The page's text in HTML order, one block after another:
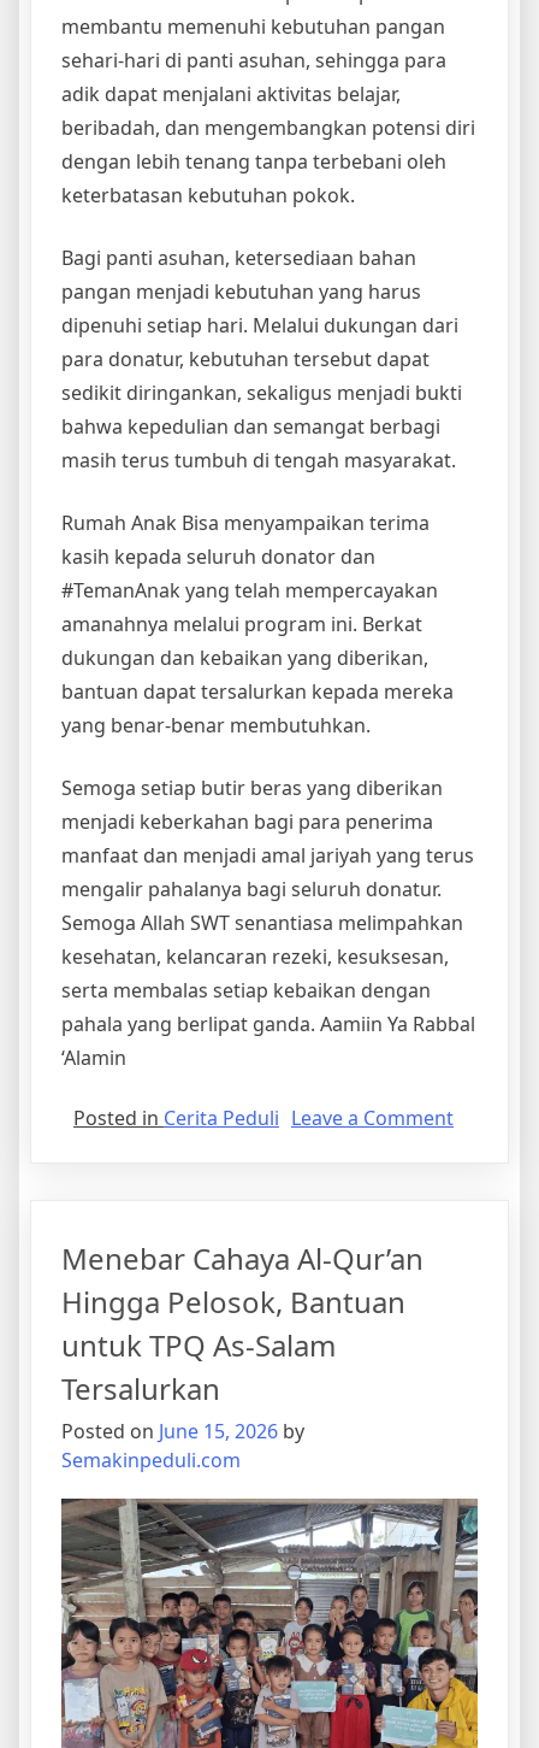
membantu memenuhi kebutuhan pangan
sehari-hari di panti asuhan, sehingga para
adik dapat menjalani aktivitas belajar,
beribadah, dan mengembangkan potensi diri
dengan lebih tenang tanpa terbebani oleh
keterbatasan kebutuhan pokok.
Bagi panti asuhan, ketersediaan bahan
pangan menjadi kebutuhan yang harus
dipenuhi setiap hari. Melalui dukungan dari
para donatur, kebutuhan tersebut dapat
sedikit diringankan, sekaligus menjadi bukti
bahwa kepedulian dan semangat berbagi
masih terus tumbuh di tengah masyarakat.
Rumah Anak Bisa menyampaikan terima
kasih kepada seluruh donator dan
#TemanAnak yang telah mempercayakan
amanahnya melalui program ini. Berkat
dukungan dan kebaikan yang diberikan,
bantuan dapat tersalurkan kepada mereka
yang benar-benar membutuhkan.
Semoga setiap butir beras yang diberikan
menjadi keberkahan bagi para penerima
manfaat dan menjadi amal jariyah yang terus
mengalir pahalanya bagi seluruh donatur.
Semoga Allah SWT senantiasa melimpahkan
kesehatan, kelancaran rezeki, kesuksesan,
serta membalas setiap kebaikan dengan
pahala yang berlipat ganda. Aamiin Ya Rabbal
‘Alamin
Posted in Cerita Peduli Leave a Commenton
Menebar Cahaya Al-Qur’an
Hingga Pelosok, Bantuan
untuk TPQ As-Salam
Tersalurkan
Posted on June 15, 2026 by
Semakinpeduli.com